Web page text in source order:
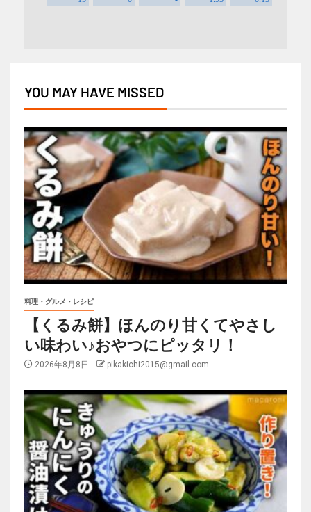
YOU MAY HAVE MISSED
料理・グルメ・レシピ
【くるみ餅】ほんのり甘くてやさし
い味わい♪おやつにピッタリ！
2026年8月8日 pikakichi2015@gmail.com